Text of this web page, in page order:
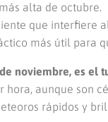
alta de octubre.
que interfiere
más útil para
noviembre, es el
aunque son
rápidos y